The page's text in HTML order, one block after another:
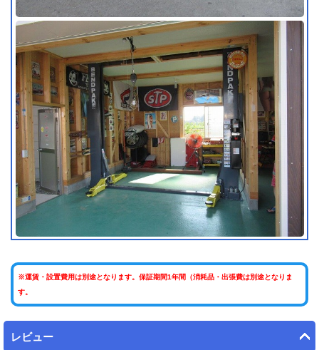
※運賃・設置費用は別途となります。保証期間1年間（消耗品・出張費は別途となりま
す。
レビュー